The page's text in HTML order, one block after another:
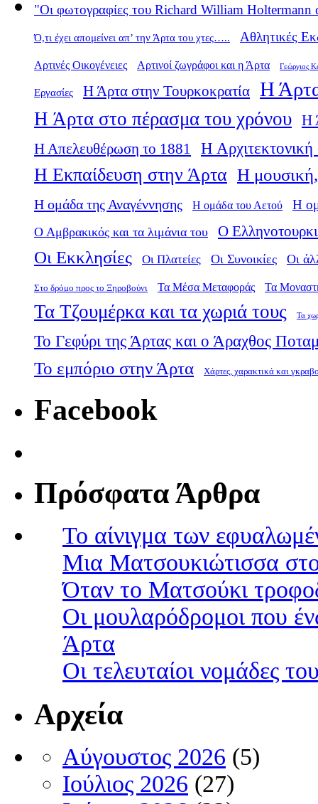
"Οι φωτογραφίες του Richard William Holtermann
Ό,τι έχει απομείνει απ’ την Άρτα του χτες….. Αθλητικές
Αρτινές Οικογένειες Αρτινοί ζωγράφοι και η Άρτα Γεώργιος
Εργασίες Η Άρτα στην Τουρκοκρατία Η
Η Άρτα στο πέρασμα του χρόνου Η
Η Απελευθέρωση το 1881
Η
Η Εκπαίδευση στην Άρτα Η μουσική,
Η ομάδα της Αναγέννησης Η ομάδα του Αετού Η
Ο Αμβρακικός και τα λιμάνια του Ο
Οι Εκκλησίες Οι Πλατείες Οι Συνοικίες Οι
Στο δρόμο προς το Ξηροβούνι Τα Μέσα Μεταφοράς Τα
Τα Τζουμέρκα και τα χωριά τους Τα
Το Γεφύρι της Άρτας και ο Άραχθος
Το εμπόριο στην Άρτα Χάρτες, χαρακτικά και
Facebook
Πρόσφατα Άρθρα
Το αίνιγμα των
Μια Ματσουκιώτισσα
Όταν το Ματσούκι
Οι μουλαρόδρομοι που
Άρτα
Οι τελευταίοι νομάδες
Αρχεία
Αύγουστος 2026 (5)
Ιούλιος 2026 (27)